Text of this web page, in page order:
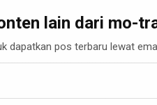
lain dari mo-
dapatkan pos terbaru lewat